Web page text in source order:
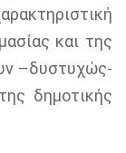
και της
–δυστυχώς-
δημοτικής